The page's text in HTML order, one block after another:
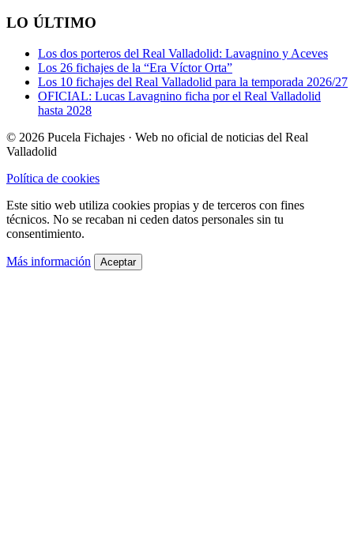
LO ÚLTIMO
Los dos porteros del Real Valladolid: Lavagnino y Aceves
Los 26 fichajes de la “Era Víctor Orta”
Los 10 fichajes del Real Valladolid para la temporada 2026/27
OFICIAL: Lucas Lavagnino ficha por el Real Valladolid
hasta 2028
© 2026 Pucela Fichajes · Web no oficial de noticias del Real
Valladolid
Política de cookies
Este sitio web utiliza cookies propias y de terceros con fines
técnicos. No se recaban ni ceden datos personales sin tu
consentimiento.
Más información Aceptar